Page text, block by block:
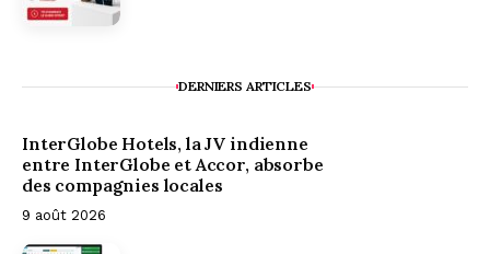
DERNIERS ARTICLES
InterGlobe Hotels, la JV indienne
entre InterGlobe et Accor, absorbe
des compagnies locales
9 août 2026